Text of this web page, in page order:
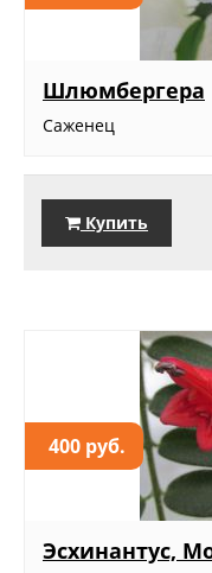
Шлюмбергера
Саженец
Купить
400 руб.
Эсхинантус,